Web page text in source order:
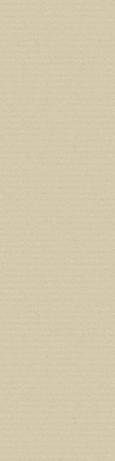
confidit/
confidit/
cms/
cms/
confidit/